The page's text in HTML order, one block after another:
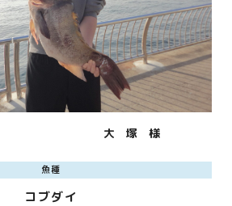
大 塚 様
魚種
コブダイ